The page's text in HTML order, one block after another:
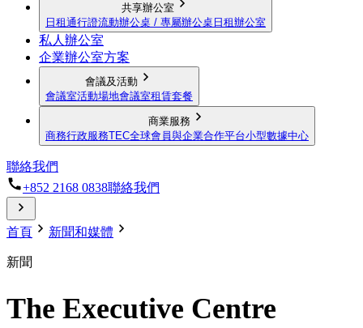
共享辦公室
日租通行證流動辦公桌 / 專屬辦公桌 日租辦公室
私人辦公室
企業辦公室方案
會議及活動
會議室活動場地會議室租賃套餐
商業服務
商務行政服務TEC全球會員與企業合作平台小型數據中心
聯絡我們
+852 2168 0838聯絡我們
首頁 新聞和媒體
新聞
The Executive Centre